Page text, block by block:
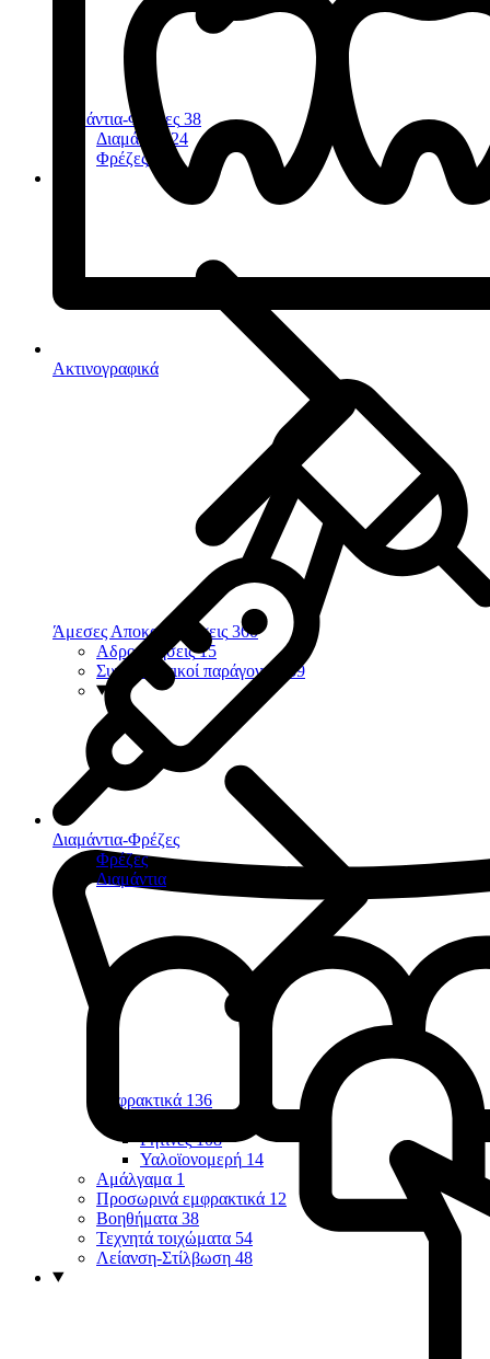
Ακτινογραφικά
Διαμάντια-Φρέζες
Φρέζες
Διαμάντια
Διαμάντια-Φρέζες 38
Διαμάντια
24
Φρέζες
Άμεσες Αποκαταστάσεις 360
Αδροποιήσεις 15
Συγκολλητικοί παράγοντες
39
Εμφρακτικά 136
Ρητίνες 108
Υαλοϊονομερή 14
Αμάλγαμα 1
Προσωρινά εμφρακτικά 12
Βοηθήματα 38
Τεχνητά τοιχώματα 54
Λείανση-Στίλβωση 48